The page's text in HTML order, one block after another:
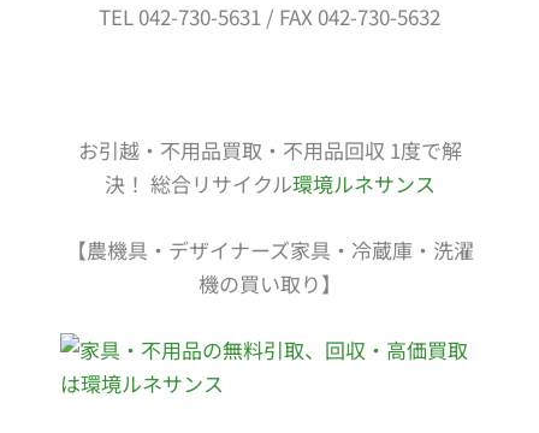
TEL 042-730-5631 / FAX 042-730-5632
お引越・不用品買取・不用品回収 1度で解
決！ 総合リサイクル環境ルネサンス
【農機具・デザイナーズ家具・冷蔵庫・洗濯
機の買い取り】